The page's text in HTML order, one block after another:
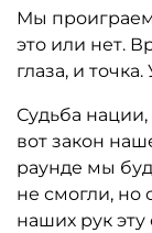
последовали
Свою
книге «В
притчи,
Мы проиграем
это или нет.
глаза, и
Судьба
вот закон
раунде мы
не смогли,
наших рук эту